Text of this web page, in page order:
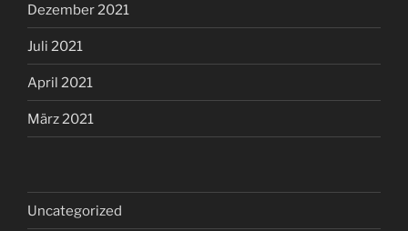
Dezember 2021
Juli 2021
April 2021
März 2021
Uncategorized